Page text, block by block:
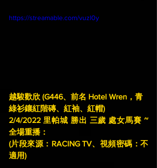
https://streamable.com/vuzl0y
越駿歡欣 (G446、前名 Hotel Wren，青
綠衫鑲紅階磚、紅袖、紅帽)
2/4/2022 里帕城 勝出 三歲 處女馬賽 ~
全場重播：
(片段來源：RACING TV、視頻密碼：不
適用)